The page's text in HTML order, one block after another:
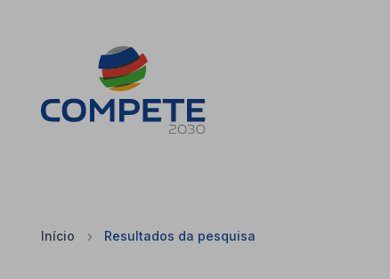
Início Resultados da pesquisa